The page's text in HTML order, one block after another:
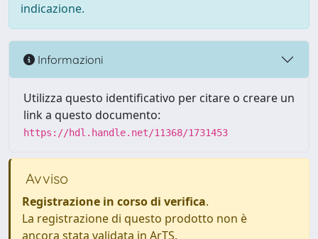
indicazione.
Informazioni
Utilizza questo identificativo per citare o creare un
link a questo documento:
https://hdl.handle.net/11368/1731453
Avviso
Registrazione in corso di verifica.
La registrazione di questo prodotto non è
ancora stata validata in ArTS.